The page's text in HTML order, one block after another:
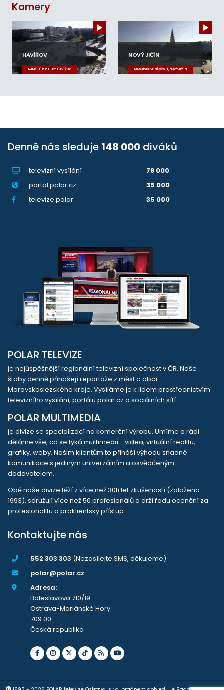
Kamery
HAVÍŘOV
NÁMĚSTÍ REPUBLIKY, HAVÍŘOV
NOVÝ JIČÍN
MASARYKOVO NÁMĚSTÍ, NOVÝ JIČÍN
Denně nás sleduje 148 000 diváků
televizní vysílání
78 000
portál polar.cz
35 000
televize.polar
35 000
POLAR TELEVIZE
je nejúspěšnější regionální televizní společnost v ČR. Naše
štáby denně přinášejí reportáže z měst a obcí
Moravskoslezského kraje. Vysíláme je k lidem prostřednictvím
televizního vysílání, portálu polar.cz a sociálních sítí.
POLAR MULTIMEDIA
je divize se specializací na komerční výrobu. Umíme a rádi
děláme vše, co se týká multimedií - videa, virtuální realitu,
grafiky, weby. Našim klientům to přináší výhodu snadné
komunikace s jediným univerzálním a osvědčeným
dodavatelem.
Obě naše divize těží z více než 30ti let zkušeností (založeno
1993), sdružují více než 50 profesionálů a drží řadu ocenění za
profesionalitu a proklientský přístup.
Kontaktujte nás
552 303 303 (Nezasílejte SMS, děkujeme)
polar@polar.cz
Adresa:
Boleslavova 710/19
Ostrava-Mariánské Hory
709 00
Česká republika